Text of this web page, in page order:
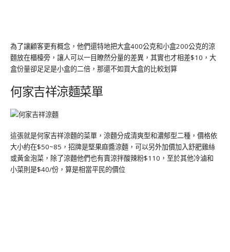
為了讓顧客更有概念，他們還特地把大盒400公克和小盒200公克的涼
麵放在櫃檯旁，讓人可以一目瞭然分量的差異，其實也才相差$10，大
盒份量卻足足是小盒的二倍，那還不如買大盒的比較划算
何家吉祥涼麵菜單
這張就是何家吉祥涼麵的菜單，涼麵分成清爽型和濃郁型二種，價格依
大小約在$50~85，招牌是堅果麻醬涼麵，可以另外加價加入舒肥雞絲
或黃金泡菜，除了涼麵他們也有賣涼拌酸辣粉$110，至於其他冷滷和
小菜則是$40/份，算是相當平民的價位